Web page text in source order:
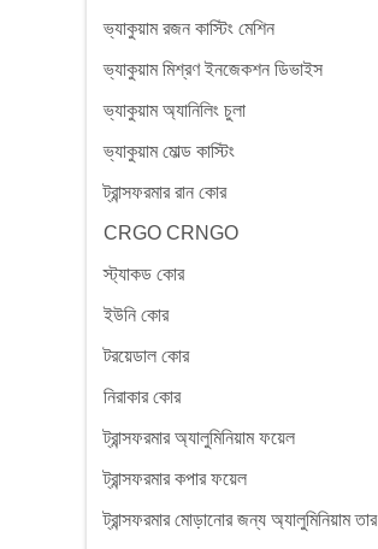
ভ্যাকুয়াম রজন কাস্টিং মেশিন
ভ্যাকুয়াম মিশ্রণ ইনজেকশন ডিভাইস
ভ্যাকুয়াম অ্যানিলিং চুলা
ভ্যাকুয়াম মোল্ড কাস্টিং
ট্রান্সফরমার রান কোর
CRGO CRNGO
স্ট্যাকড কোর
ইউনি কোর
টরয়েডাল কোর
নিরাকার কোর
ট্রান্সফরমার অ্যালুমিনিয়াম ফয়েল
ট্রান্সফরমার কপার ফয়েল
ট্রান্সফরমার মোড়ানোর জন্য অ্যালুমিনিয়াম তার